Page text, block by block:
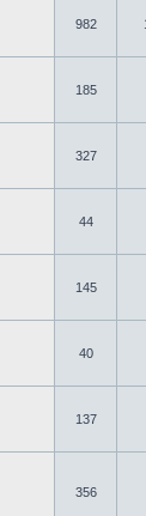
982
185
327
44
145
40
137
356